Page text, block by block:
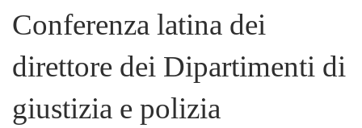
Conferenza latina dei
direttore dei Dipartimenti di
giustizia e polizia